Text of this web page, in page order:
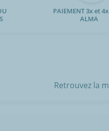
PAIEMENT 3x et
ALMA
Retrouvez la